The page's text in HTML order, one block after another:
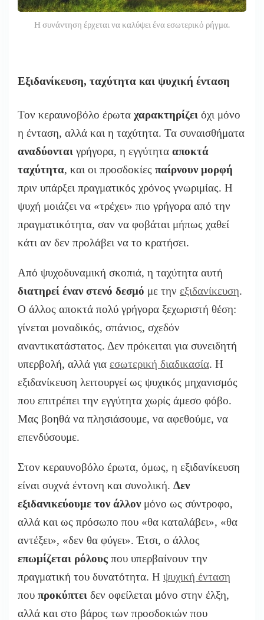
Η συνάντηση έρχεται να καλύψει ένα εσωτερικό ρήγμα.
Εξιδανίκευση, ταχύτητα και ψυχική ένταση
Τον κεραυνοβόλο έρωτα χαρακτηρίζει όχι μόνο
η ένταση, αλλά και η ταχύτητα. Τα συναισθήματα
αναδύονται γρήγορα, η εγγύτητα αποκτά
ταχύτητα, και οι προσδοκίες παίρνουν μορφή
πριν υπάρξει πραγματικός χρόνος γνωριμίας. Η
ψυχή μοιάζει να «τρέχει» πιο γρήγορα από την
πραγματικότητα, σαν να φοβάται μήπως χαθεί
κάτι αν δεν προλάβει να το κρατήσει.
Από ψυχοδυναμική σκοπιά, η ταχύτητα αυτή
διατηρεί έναν στενό δεσμό με την εξιδανίκευση.
Ο άλλος αποκτά πολύ γρήγορα ξεχωριστή θέση:
γίνεται μοναδικός, σπάνιος, σχεδόν
αναντικατάστατος. Δεν πρόκειται για συνειδητή
υπερβολή, αλλά για εσωτερική διαδικασία. Η
εξιδανίκευση λειτουργεί ως ψυχικός μηχανισμός
που επιτρέπει την εγγύτητα χωρίς άμεσο φόβο.
Μας βοηθά να πλησιάσουμε, να αφεθούμε, να
επενδύσουμε.
Στον κεραυνοβόλο έρωτα, όμως, η εξιδανίκευση
είναι συχνά έντονη και συνολική. Δεν
εξιδανικεύουμε τον άλλονμόνο ως σύντροφο,
αλλά και ως πρόσωπο που «θα καταλάβει», «θα
αντέξει», «δεν θα φύγει». Έτσι, ο άλλος
επωμίζεται ρόλους που υπερβαίνουν την
πραγματική του δυνατότητα. Η ψυχική ένταση
που προκύπτει δεν οφείλεται μόνο στην έλξη,
αλλά και στο βάρος των προσδοκιών που